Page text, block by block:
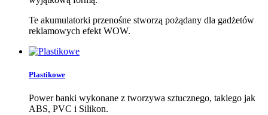
Te akumulatorki przenośne stworzą pożądany dla gadżetów
reklamowych efekt WOW.
Plastikowe
Power banki wykonane z tworzywa sztucznego, takiego jak
ABS, PVC i Silikon.